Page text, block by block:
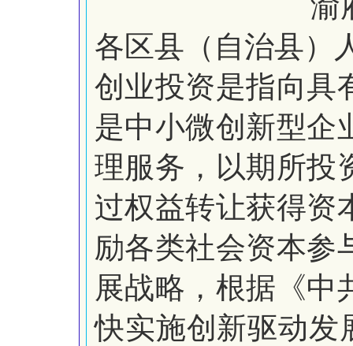
各区县（自治县）
创业投资是指向具
是中小微创新型企
理服务，以期所投
过权益转让获得资
励各类社会资本参
展战略，根据《中
快实施创新驱动发